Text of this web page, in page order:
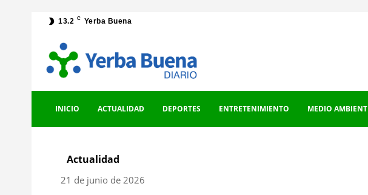
13.2 C Yerba Buena
INICIO ACTUALIDAD DEPORTES ENTRETENIMIENTO MEDIO
Actualidad
21 de junio de 2026